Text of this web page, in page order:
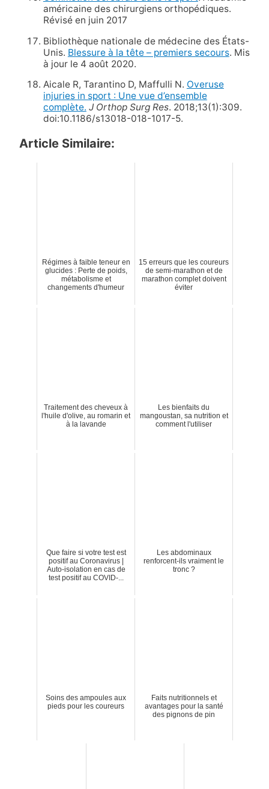
américaine des chirurgiens orthopédiques.
Révisé en juin 2017
Bibliothèque nationale de médecine des États-
Unis. Blessure à la tête – premiers secours. Mis
à jour le 4 août 2020.
Aicale R, Tarantino D, Maffulli N. Overuse
injuries in sport : Une vue d’ensemble
complète. J Orthop Surg Res. 2018;13(1):309.
doi:10.1186/s13018-018-1017-5.
Article Similaire:
Régimes à faible teneur en
glucides : Perte de poids,
métabolisme et
changements d'humeur
15 erreurs que les coureurs
de semi-marathon et de
marathon complet doivent
éviter
Traitement des cheveux à
l'huile d'olive, au romarin et
à la lavande
Les bienfaits du
mangoustan, sa nutrition et
comment l'utiliser
Que faire si votre test est
positif au Coronavirus |
Auto-isolation en cas de
test positif au COVID-...
Les abdominaux
renforcent-ils vraiment le
tronc ?
Soins des ampoules aux
pieds pour les coureurs
Faits nutritionnels et
avantages pour la santé
des pignons de pin